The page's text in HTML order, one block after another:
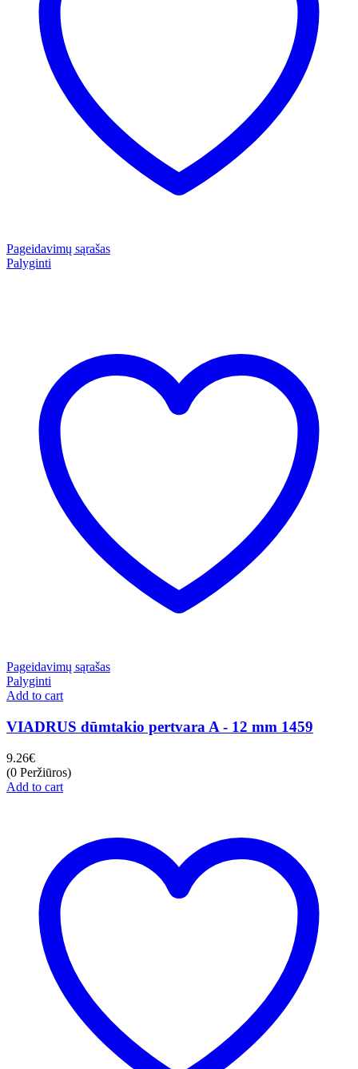
Pageidavimų sąrašas
Palyginti
Pageidavimų sąrašas
Palyginti
Add to cart
VIADRUS dūmtakio pertvara A - 12 mm 1459
9.26€
(0 Peržiūros)
Add to cart